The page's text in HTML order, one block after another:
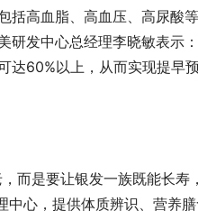
括高血脂、高血压、高尿酸
研发中心总经理李晓敏表示
达60%以上，从而实现提早
而是要让银发一族既能长寿
中心，提供体质辨识、营养